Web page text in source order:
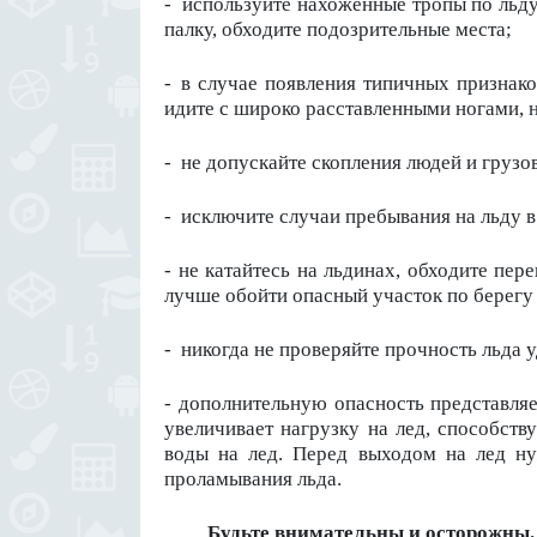
палку, обходите подозрительные места;
- в случае появления типичных
идите с широко расставленными ногами,
- не допускайте скопления людей и
- исключите случаи пребывания на
- не катайтесь на льдинах, обходите
лучше обойти опасный участок по
- никогда не проверяйте прочность льда
- дополнительную опасность
увеличивает нагрузку на лед,
воды на лед. Перед выходом на лед
проламывания льда.